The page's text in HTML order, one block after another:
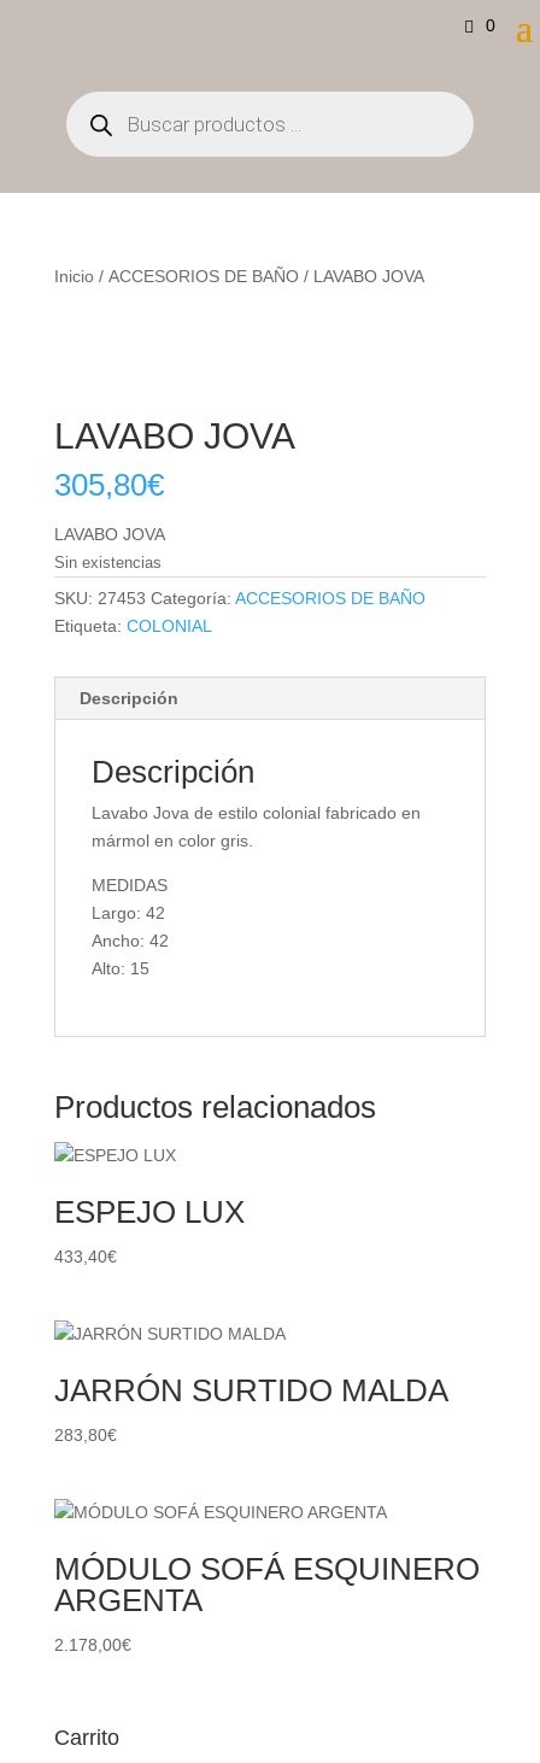
0
Búsqueda
de
productos
Inicio/ ACCESORIOS DE BAÑO/ LAVABO JOVA
LAVABO JOVA
305,80€
LAVABO JOVA
Sin existencias
SKU: 27453 Categoría: ACCESORIOS DE BAÑO
Etiqueta: COLONIAL
Descripción
Descripción
Lavabo Jova de estilo colonial fabricado en
mármol en color gris.
MEDIDAS
Largo: 42
Ancho: 42
Alto: 15
Productos relacionados
ESPEJO LUX
433,40€
JARRÓN SURTIDO MALDA
283,80€
MÓDULO SOFÁ ESQUINERO
ARGENTA
2.178,00€
Carrito